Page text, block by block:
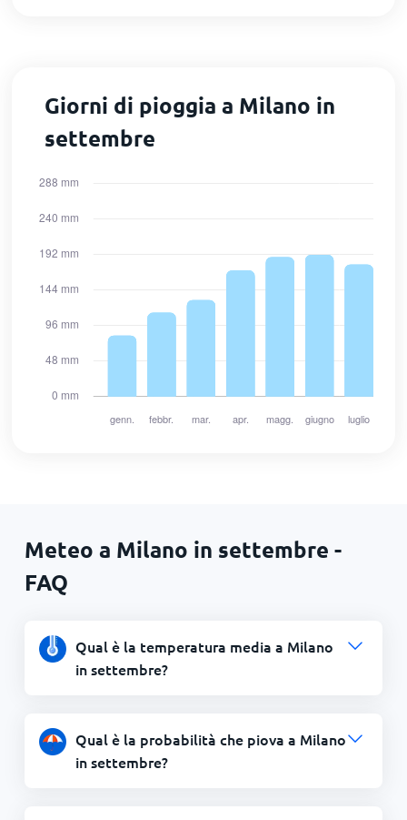
Giorni di pioggia a Milano in
settembre
Meteo a Milano in settembre -
FAQ
Qual è la temperatura media a Milano
in settembre?
Qual è la probabilità che piova a Milano
in settembre?